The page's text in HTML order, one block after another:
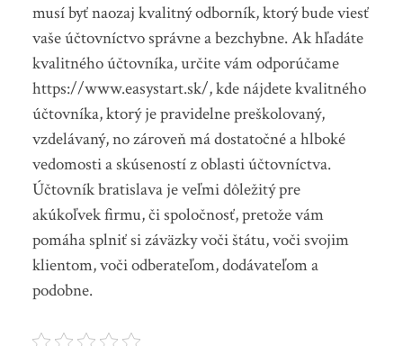
musí byť naozaj kvalitný odborník, ktorý bude viesť
vaše účtovníctvo správne a bezchybne. Ak hľadáte
kvalitného účtovníka, určite vám odporúčame
https://www.easystart.sk/, kde nájdete kvalitného
účtovníka, ktorý je pravidelne preškolovaný,
vzdelávaný, no zároveň má dostatočné a hlboké
vedomosti a skúseností z oblasti účtovníctva.
Účtovník bratislava je veľmi dôležitý pre
akúkoľvek firmu, či spoločnosť, pretože vám
pomáha splniť si záväzky voči štátu, voči svojim
klientom, voči odberateľom, dodávateľom a
podobne.